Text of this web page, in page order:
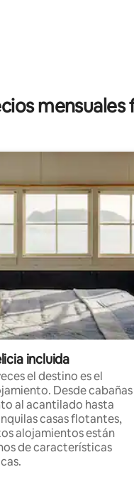
incluida
el destino es el
Desde cabañas
al acantilado hasta
casas flotantes,
alojamientos están
de características